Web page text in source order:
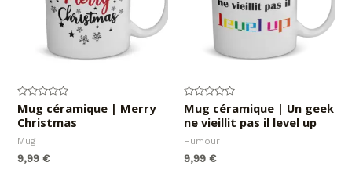
Note
0
sur
Mug céramique | Merry
Christmas
Mug
9,99€
Note
0
sur
Mug céramique | Un geek
ne vieillit pas il level up
Humour
9,99 €